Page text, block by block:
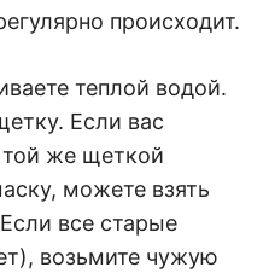
происходит.
теплой водой.
Если вас
же щеткой
можете взять
все старые
возьмите чужую